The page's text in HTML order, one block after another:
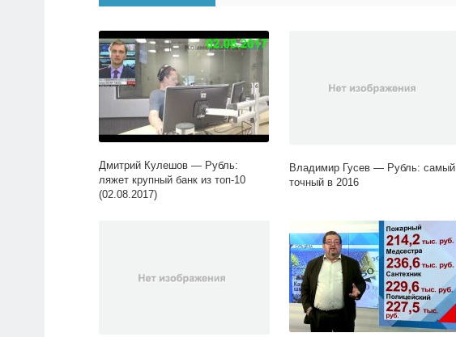
Дмитрий Кулешов — Рубль:
ляжет крупный банк из топ-10
(02.08.2017)
Владимир Гусев — Рубль: cамый
точный в 2016